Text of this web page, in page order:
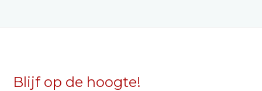
Blijf op de hoogte!